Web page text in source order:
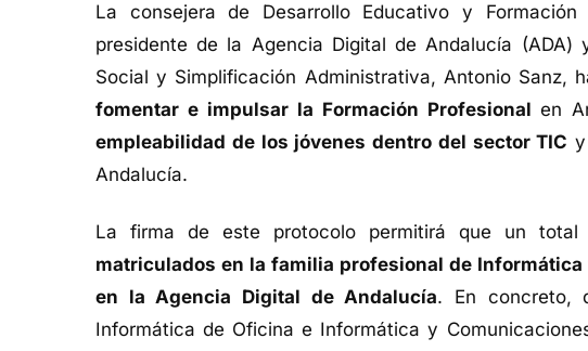
La consejera de Desarrollo Educativo y
presidente de la Agencia Digital de Andalucía
Social y Simplificación Administrativa, Antonio Sanz,
fomentar e impulsar la Formación Profesional en
empleabilidad de los jóvenes dentro del sector TIC
Andalucía.
La firma de este protocolo permitirá que un total
matriculados en la familia profesional de
en la Agencia Digital de Andalucía. En concreto,
Informática de Oficina e Informática y